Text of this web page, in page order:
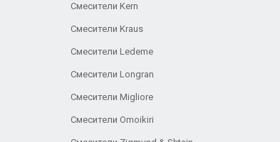
Смесители Kern
Смесители Kraus
Смесители Ledeme
Смесители Longran
Смесители Migliore
Смесители Omoikiri